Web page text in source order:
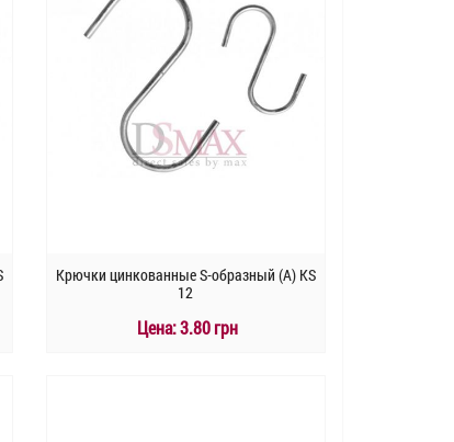
Крючки цинкованные S-образный (А) KS
12
Цена:3.80 грн